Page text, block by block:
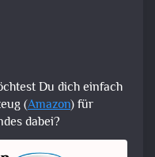
Du dich einfach
(Amazon) für
dabei?